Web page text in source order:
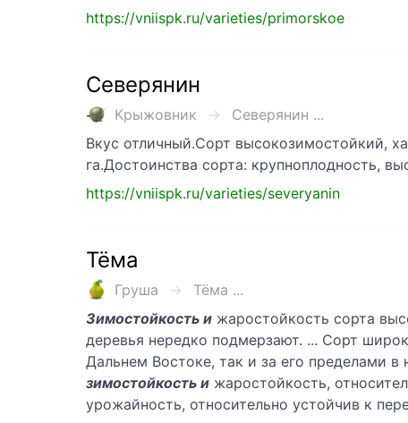
https://vniispk.ru/varieties/primorskoe
Северянин
Крыжовник
Северянин ...
Вкус отличный.Сорт высокозимостойкий,
га.Достоинства сорта: крупноплодность,
https://vniispk.ru/varieties/severyanin
Тёма
Груша
Тёма ...
Зимостойкость и жаростойкость сорта
деревья нередко подмерзают. ... Сорт
Дальнем Востоке, так и за его пределами в
зимостойкость и жаростойкость,
урожайность, относительно устойчив к